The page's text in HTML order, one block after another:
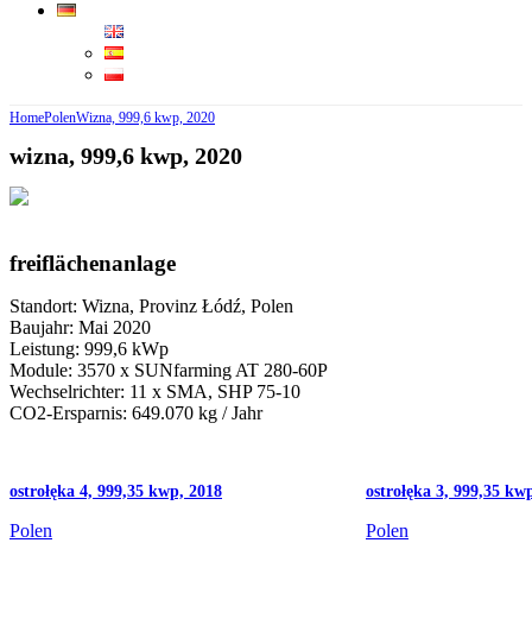
HomePolenWizna, 999,6 kwp, 2020
wizna, 999,6 kwp, 2020
freiflächenanlage
Standort: Wizna, Provinz Łódź, Polen
Baujahr: Mai 2020
Leistung: 999,6 kWp
Module: 3570 x SUNfarming AT 280-60P
Wechselrichter: 11 x SMA, SHP 75-10
CO2-Ersparnis: 649.070 kg / Jahr
ostrołęka 4, 999,35 kwp, 2018
Polen
ostrołęka 3, 999,35
Polen